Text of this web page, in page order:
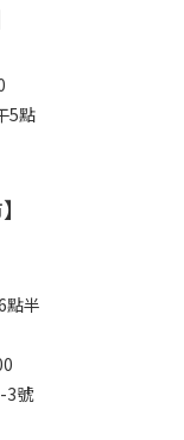
5點
點半
3號